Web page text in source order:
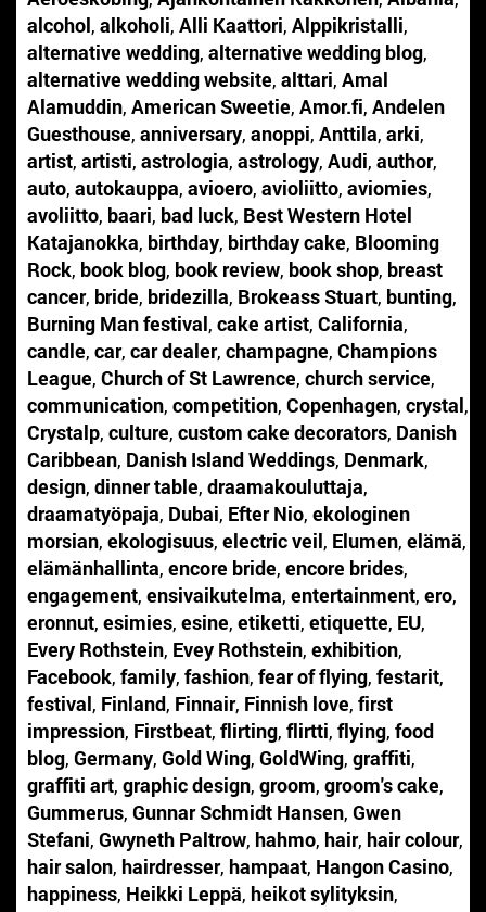
alcohol, alkoholi, Alli Kaattori, Alppikristalli,
alternative wedding, alternative wedding blog,
alternative wedding website, alttari, Amal
Alamuddin, American Sweetie, Amor.fi, Andelen
Guesthouse, anniversary, anoppi, Anttila, arki,
artist, artisti, astrologia, astrology, Audi, author,
auto, autokauppa, avioero, avioliitto, aviomies,
avoliitto, baari, bad luck, Best Western Hotel
Katajanokka, birthday, birthday cake, Blooming
Rock, book blog, book review, book shop, breast
cancer, bride, bridezilla, Brokeass Stuart, bunting,
Burning Man festival, cake artist, California,
candle, car, car dealer, champagne, Champions
League, Church of St Lawrence, church service,
communication, competition, Copenhagen, crystal,
Crystalp, culture, custom cake decorators, Danish
Caribbean, Danish Island Weddings, Denmark,
design, dinner table, draamakouluttaja,
draamatyöpaja, Dubai, Efter Nio, ekologinen
morsian, ekologisuus, electric veil, Elumen, elämä,
elämänhallinta, encore bride, encore brides,
engagement, ensivaikutelma, entertainment, ero,
eronnut, esimies, esine, etiketti, etiquette, EU,
Every Rothstein, Evey Rothstein, exhibition,
Facebook, family, fashion, fear of flying, festarit,
festival, Finland, Finnair, Finnish love, first
impression, Firstbeat, flirting, flirtti, flying, food
blog, Germany, Gold Wing, GoldWing, graffiti,
graffiti art, graphic design, groom, groom's cake,
Gummerus, Gunnar Schmidt Hansen, Gwen
Stefani, Gwyneth Paltrow, hahmo, hair, hair colour,
hair salon, hairdresser, hampaat, Hangon Casino,
happiness, Heikki Leppä, heikot sylityksin,